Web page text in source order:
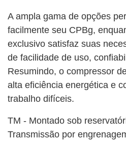
A ampla gama de opções
facilmente seu CPBg,
exclusivo satisfaz suas
de facilidade de uso,
Resumindo, o compressor
alta eficiência energética e
trabalho difíceis.
TM - Montado sob
Transmissão por